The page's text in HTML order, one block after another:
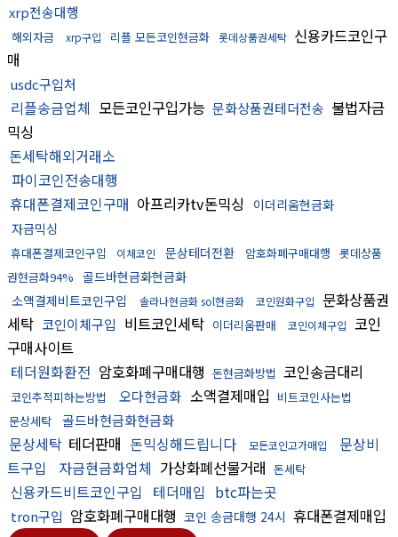
xrp전송대행
해외자금 xrp구입 리플 모든코인현금화 롯데상품권세탁 신용카드코인구
매
usdc구입처
리플송금업체 모든코인구입가능 문화상품권테더전송 불법자금
믹싱
돈세탁해외거래소
파이코인전송대행
휴대폰결제코인구매 아프리카tv돈믹싱
이더리움현금화
자금믹싱
휴대폰결제코인구입 이체코인 문상테더전환 암호화폐구매대행 롯데상품
권현금화94% 골드바현금화현금화
소액결제비트코인구입
솔라나현금화 sol현금화 코인원화구입 문화상품권
세탁 코인이체구입 비트코인세탁 이더리움판매 코인이체구입 코인
구매사이트
테더원화환전 암호화폐구매대행 돈현금화방법 코인송금대리
코인추적피하는방법 오다현금화 소액결제매입 비트코인사는법
문상세탁
골드바현금화현금화
문상세탁 테더판매 돈믹싱해드립니다 모든코인고가매입
문상비
트구입
자금현금화업체 가상화폐선물거래 돈세탁
신용카드비트코인구입 테더매입 btc파는곳
tron구입 암호화폐구매대행 코인 송금대행 24시 휴대폰결제매입